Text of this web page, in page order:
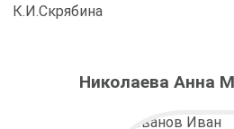
К.И.Скрябина
Николаева Анна